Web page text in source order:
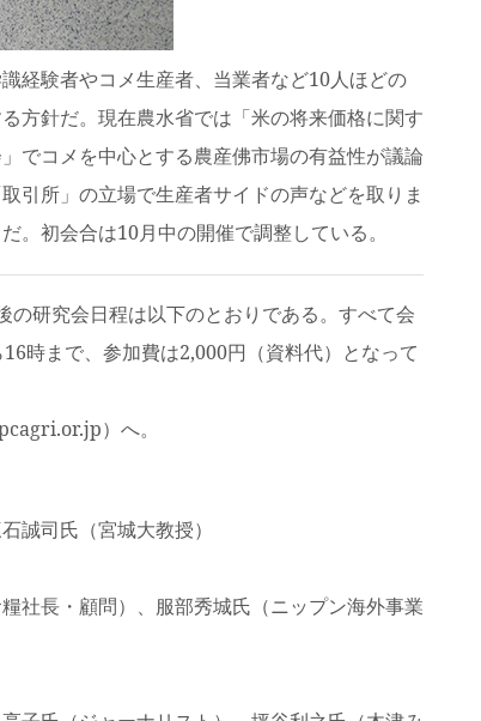
経験者やコメ生産者、当業者など10人ほどの
方針だ。現在農水省では「米の将来価格に関す
でコメを中心とする農産佛市場の有益性が議論
引所」の立場で生産者サイドの声などを取りま
。初会合は10月中の開催で調整している。
研究会日程は以下のとおりである。すべて会
時まで、参加費は2,000円（資料代）となって
）へ。
誠司氏（宮城大教授）
社長・顧問）、服部秀城氏（ニップン海外事業